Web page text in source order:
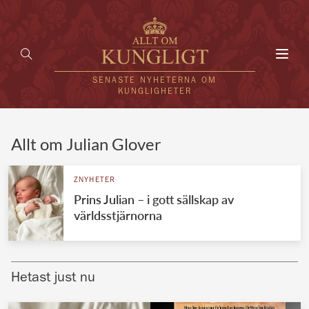
SENASTE NYHETERNA OM
KUNGLIGHETER
UTLÄNDSKT
VÄRLDENS KUNGAHUS
Brittiska kungahuset
Allt om Julian Glover
ZNYHETER
Prins Julian – i gott sällskap av
världsstjärnorna
Hetast just nu